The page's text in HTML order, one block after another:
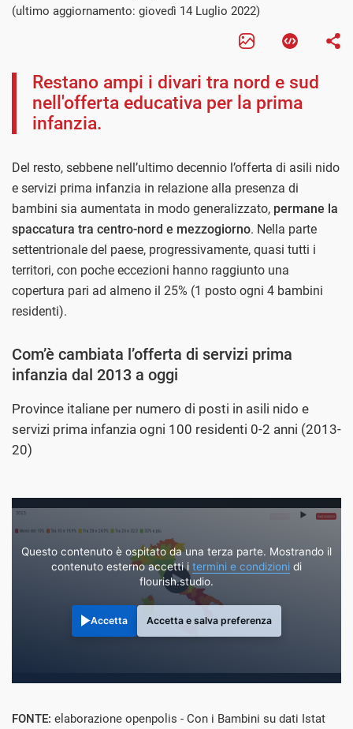
(ultimo aggiornamento: giovedì 14 Luglio 2022)
Restano ampi i divari tra nord e sud
nell'offerta educativa per la prima
infanzia.
Del resto, sebbene nell’ultimo decennio l’offerta di asili nido
e servizi prima infanzia in relazione alla presenza di
bambini sia aumentata in modo generalizzato, permane la
spaccatura tra centro-nord e mezzogiorno. Nella parte
settentrionale del paese, progressivamente, quasi tutti i
territori, con poche eccezioni hanno raggiunto una
copertura pari ad almeno il 25% (1 posto ogni 4 bambini
residenti).
Com’è cambiata l’offerta di servizi prima
infanzia dal 2013 a oggi
Province italiane per numero di posti in asili nido e
servizi prima infanzia ogni 100 residenti 0-2 anni (2013-
20)
Questo contenuto è ospitato da una terza parte. Mostrando il
contenuto esterno accetti i termini e condizioni di
flourish.studio.
Accetta Accetta e salva preferenza
FONTE: elaborazione openpolis - Con i Bambini su dati Istat